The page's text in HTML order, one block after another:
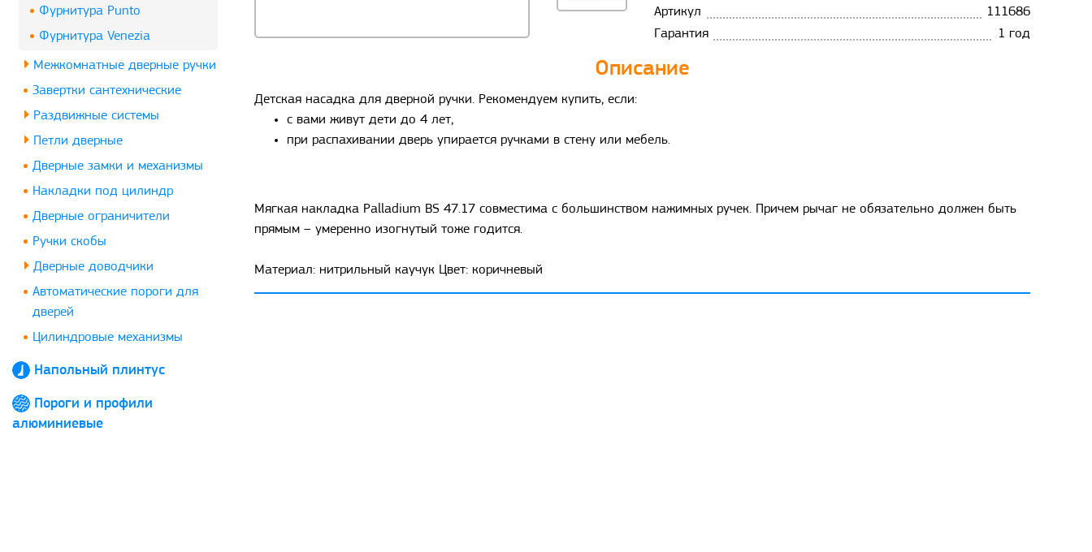
Фурнитура Punto
Фурнитура Venezia
Межкомнатные дверные ручки
Завертки сантехнические
Раздвижные системы
Петли дверные
Дверные замки и механизмы
Накладки под цилиндр
Дверные ограничители
Ручки скобы
Дверные доводчики
Автоматические пороги для
дверей
Цилиндровые механизмы
Напольный плинтус
Пороги и профили
алюминиевые
Артикул
111686
Гарантия
1 год
Описание
Детская насадка для дверной ручки. Рекомендуем купить, если:
с вами живут дети до 4 лет,
при распахивании дверь упирается ручками в стену или мебель.
Мягкая накладка Palladium BS 47.17 совместима с большинством нажимных ручек. Причем рычаг не обязательно должен быть
прямым – умеренно изогнутый тоже годится.
Материал: нитрильный каучук Цвет: коричневый